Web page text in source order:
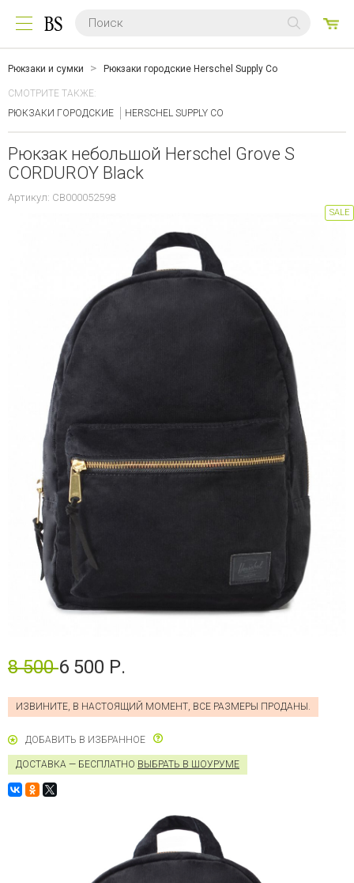
Рюкзаки и сумки Рюкзаки городские Herschel Supply Co
СМОТРИТЕ ТАКЖЕ:
РЮКЗАКИ ГОРОДСКИЕ
HERSCHEL SUPPLY CO
Рюкзак небольшой Herschel Grove S
CORDUROY Black
Артикул: CB000052598
SALE
8 5006 500 Р.
ИЗВИНИТЕ, В НАСТОЯЩИЙ МОМЕНТ, ВСЕ РАЗМЕРЫ ПРОДАНЫ.
ДОБАВИТЬ В ИЗБРАННОЕ
ДОСТАВКА — БЕСПЛАТНО ВЫБРАТЬ В ШОУРУМЕ